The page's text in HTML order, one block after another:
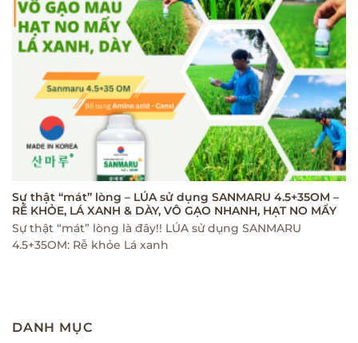
Sự thật “mát” lòng – LÚA sử dụng SANMARU 4.5+35OM –
RỄ KHỎE, LÁ XANH & DÀY, VÔ GẠO NHANH, HẠT NO MẨY
Sự thật “mát” lòng là đây!! LÚA sử dụng SANMARU
4.5+35OM: Rễ khỏe Lá xanh
DANH MỤC